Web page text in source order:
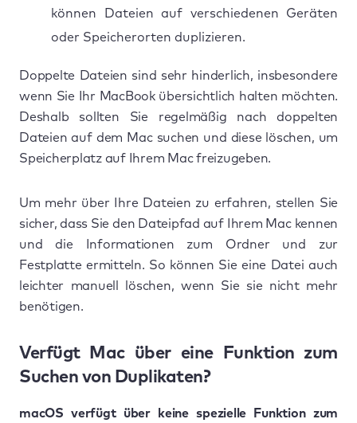
können Dateien auf verschiedenen Geräten
oder Speicherorten duplizieren.
Doppelte Dateien sind sehr hinderlich, insbesondere
wenn Sie Ihr MacBook übersichtlich halten möchten.
Deshalb sollten Sie regelmäßig nach doppelten
Dateien auf dem Mac suchen und diese löschen, um
Speicherplatz auf Ihrem Mac freizugeben.
Um mehr über Ihre Dateien zu erfahren, stellen Sie
sicher, dass Sie den Dateipfad auf Ihrem Mac kennen
und die Informationen zum Ordner und zur
Festplatte ermitteln. So können Sie eine Datei auch
leichter manuell löschen, wenn Sie sie nicht mehr
benötigen.
Verfügt Mac über eine Funktion zum
Suchen von Duplikaten?
macOS verfügt über keine spezielle Funktion zum